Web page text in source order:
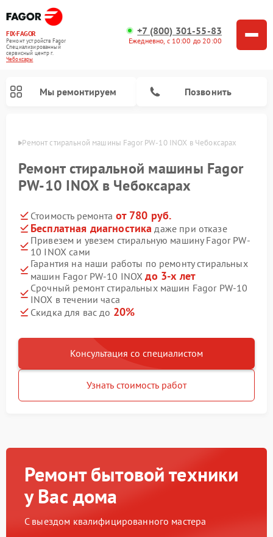
FIX-FAGOR
Ремонт устройств Fagor
Специализированный
cервисный центр г.
Чебоксары
+7 (800) 301-55-83
Ежедневно, с 10:00 до 20:00
Мы ремонтируем Позвонить
Ремонт стиральной машины Fagor PW-10 INOX в Чебоксарах
Ремонт стиральной машины Fagor
PW-10 INOX в Чебоксарах
Стоимость ремонта от 780 руб.
Бесплатная диагностика даже при отказе
Привезем и увезем стиральную машину Fagor PW-
10 INOX сами
Гарантия на наши работы по ремонту стиральных
машин Fagor PW-10 INOXдо 3-х лет
Срочный ремонт стиральных машин Fagor PW-10
INOX в течении часа
Скидка для вас до 20%
Консультация со специалистом
Узнать стоимость работ
Ремонт бытовой техники
у Вас дома
С выездом квалифицированного мастера